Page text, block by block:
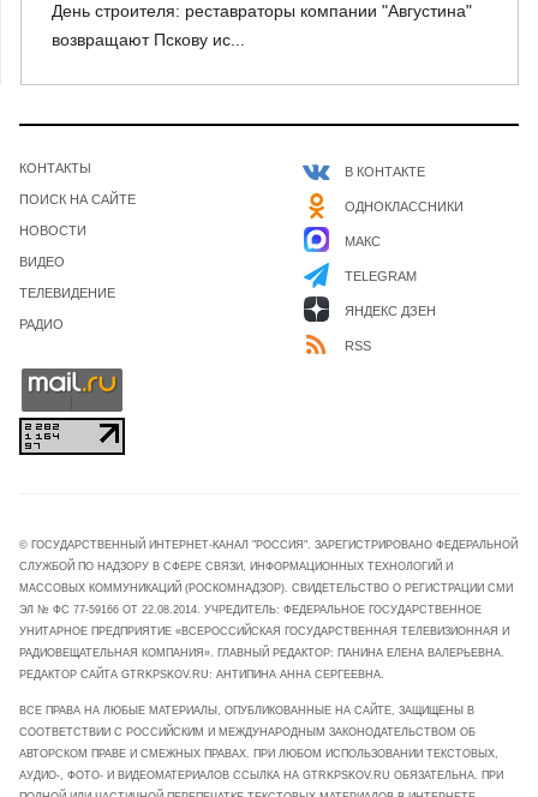
День строителя: реставраторы компании "Августина"
возвращают Пскову ис...
КОНТАКТЫ
ПОИСК НА САЙТЕ
НОВОСТИ
ВИДЕО
ТЕЛЕВИДЕНИЕ
РАДИО
В КОНТАКТЕ
ОДНОКЛАССНИКИ
МАКС
TELEGRAM
ЯНДЕКС ДЗЕН
RSS
© ГОСУДАРСТВЕННЫЙ ИНТЕРНЕТ-КАНАЛ "РОССИЯ". ЗАРЕГИСТРИРОВАНО ФЕДЕРАЛЬНОЙ
СЛУЖБОЙ ПО НАДЗОРУ В СФЕРЕ СВЯЗИ, ИНФОРМАЦИОННЫХ ТЕХНОЛОГИЙ И
МАССОВЫХ КОММУНИКАЦИЙ (РОСКОМНАДЗОР). СВИДЕТЕЛЬСТВО О РЕГИСТРАЦИИ СМИ
ЭЛ № ФС 77-59166 ОТ 22.08.2014. УЧРЕДИТЕЛЬ: ФЕДЕРАЛЬНОЕ ГОСУДАРСТВЕННОЕ
УНИТАРНОЕ ПРЕДПРИЯТИЕ «ВСЕРОССИЙСКАЯ ГОСУДАРСТВЕННАЯ ТЕЛЕВИЗИОННАЯ И
РАДИОВЕЩАТЕЛЬНАЯ КОМПАНИЯ». ГЛАВНЫЙ РЕДАКТОР: ПАНИНА ЕЛЕНА ВАЛЕРЬЕВНА.
РЕДАКТОР САЙТА GTRKPSKOV.RU: АНТИПИНА АННА СЕРГЕЕВНА.
ВСЕ ПРАВА НА ЛЮБЫЕ МАТЕРИАЛЫ, ОПУБЛИКОВАННЫЕ НА САЙТЕ, ЗАЩИЩЕНЫ В
СООТВЕТСТВИИ С РОССИЙСКИМ И МЕЖДУНАРОДНЫМ ЗАКОНОДАТЕЛЬСТВОМ ОБ
АВТОРСКОМ ПРАВЕ И СМЕЖНЫХ ПРАВАХ. ПРИ ЛЮБОМ ИСПОЛЬЗОВАНИИ ТЕКСТОВЫХ,
АУДИО-, ФОТО- И ВИДЕОМАТЕРИАЛОВ ССЫЛКА НА GTRKPSKOV.RU ОБЯЗАТЕЛЬНА. ПРИ